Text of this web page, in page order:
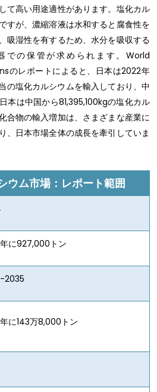
て高い用途適性があります。塩化カル
すが、濃縮溶液は水和すると腐食性を
吸湿性を有するため、水分を吸収する
での保管が求められます。World
レポートによると、日本は2022年
の塩化カルシウムを輸入しており、中
本は中国から81,395,100kgの塩化カル
合物の輸入増加は、さまざまな産業に
、日本市場全体の成長を牽引していま
ウム市場：レポート範囲
に927,000トン
2035
に143万8,000トン